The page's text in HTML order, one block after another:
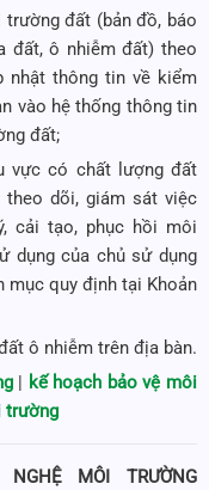
đất (bản đồ, báo
đất, ô nhiễm đất) theo
nhật thông tin về kiểm
vào hệ thống thông tin
đất;
vực có chất lượng đất
theo dõi, giám sát việc
cải tạo, phục hồi môi
dụng của chủ sử dụng
mục quy định tại Khoản
ô nhiễm trên địa bàn.
| kế hoạch bảo vệ môi
trường
MÔI TRƯỜNG